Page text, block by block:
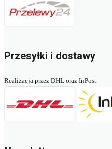
Przesyłki i dostawy
Realizacja przez DHL oraz InPost